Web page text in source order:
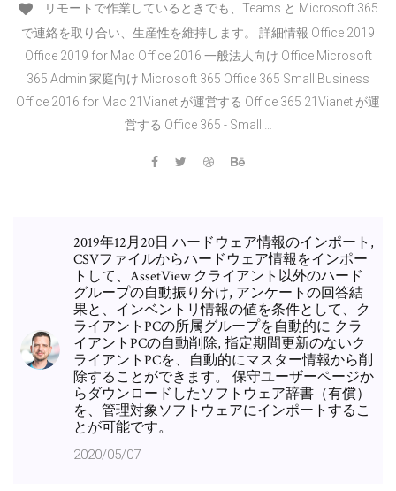
リモートで作業しているときでも、Teams と Microsoft 365
で連絡を取り合い、生産性を維持します。 詳細情報 Office 2019
Office 2019 for Mac Office 2016 一般法人向け Office Microsoft
365 Admin 家庭向け Microsoft 365 Office 365 Small Business
Office 2016 for Mac 21Vianet が運営する Office 365 21Vianet が運
営する Office 365 - Small …
2019年12月20日 ハードウェア情報のインポート,
CSVファイルからハードウェア情報をインポー
トして、AssetView クライアント以外のハード
グループの自動振り分け, アンケートの回答結
果と、インベントリ情報の値を条件として、ク
ライアントPCの所属グループを自動的に クラ
イアントPCの自動削除, 指定期間更新のないク
ライアントPCを、自動的にマスター情報から削
除することができます。 保守ユーザーページか
らダウンロードしたソフトウェア辞書（有償）
を、管理対象ソフトウェアにインポートするこ
とが可能です。
2020/05/07